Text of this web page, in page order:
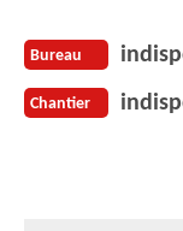
Bureau
Chantier